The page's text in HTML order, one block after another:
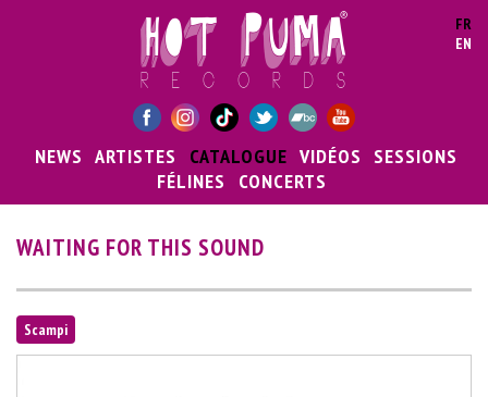
FR
EN
NEWS ARTISTES CATALOGUE VIDÉOS SESSIONS
FÉLINES
CONCERTS
WAITING FOR THIS SOUND
Scampi